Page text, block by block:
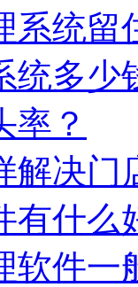
系统留
统多少
率？
解决门
有什么
软件一